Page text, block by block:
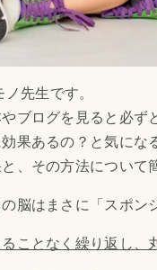
先生です。
ブログを見ると必ず
果あるの？と気にな
、その方法について
脳はまさに「スポン
ことなく繰り返し、